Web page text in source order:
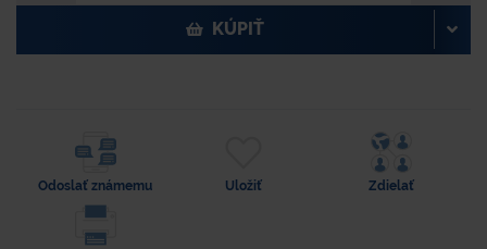
KÚPIŤ
Odoslať známemu Uložiť Zdielať